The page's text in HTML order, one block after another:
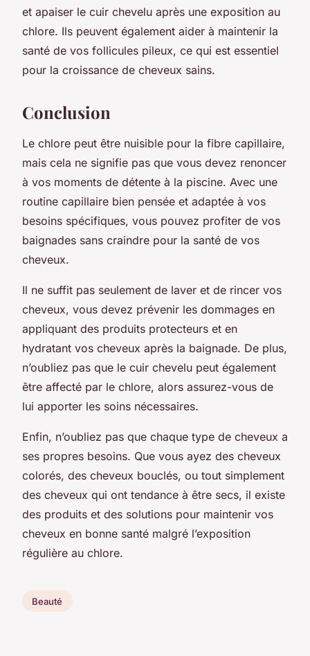
et apaiser le cuir chevelu après une exposition au
chlore. Ils peuvent également aider à maintenir la
santé de vos follicules pileux, ce qui est essentiel
pour la croissance de cheveux sains.
Conclusion
Le chlore peut être nuisible pour la fibre capillaire,
mais cela ne signifie pas que vous devez renoncer
à vos moments de détente à la piscine. Avec une
routine capillaire bien pensée et adaptée à vos
besoins spécifiques, vous pouvez profiter de vos
baignades sans craindre pour la santé de vos
cheveux.
Il ne suffit pas seulement de laver et de rincer vos
cheveux, vous devez prévenir les dommages en
appliquant des produits protecteurs et en
hydratant vos cheveux après la baignade. De plus,
n’oubliez pas que le cuir chevelu peut également
être affecté par le chlore, alors assurez-vous de
lui apporter les soins nécessaires.
Enfin, n’oubliez pas que chaque type de cheveux a
ses propres besoins. Que vous ayez des cheveux
colorés, des cheveux bouclés, ou tout simplement
des cheveux qui ont tendance à être secs, il existe
des produits et des solutions pour maintenir vos
cheveux en bonne santé malgré l’exposition
régulière au chlore.
Beauté